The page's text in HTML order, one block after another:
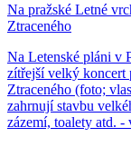
Na pražské Letné
Ztraceného
Na Letenské pláni v
zítřejší velký koncert
Ztraceného (foto;
zahrnují stavbu
zázemí, toalety atd.